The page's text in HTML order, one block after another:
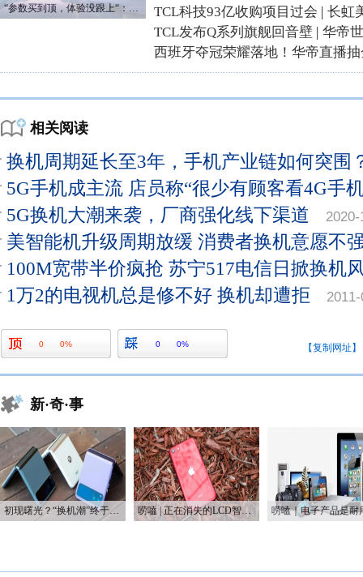
“参数买到顶，体验没跟上“：长虹追光Q70S给高端电视打了个样
TCL科技93亿收购项目过会 | 长虹
TCL发布Q系列旗舰回音壁 | 华帝
西班牙夺冠荣耀落地！华帝直播
相关阅读
换机周期延长至3年，手机产业链如何突围
5G手机成主流 店员称“很少有顾客看4G手
5G换机大潮来袭，厂商强化线下渠道
美智能机升级周期放缓 消费者换机意愿不
100M宽带半价疯抢 苏宁517电信日掀换机
1万2的电视机总是修不好 换机却遭拒
0 0% 0 0% 【复制网址】
新·奇·事
初现曙光？“换机潮”终于要来了？ 唠嗑 | 正在消失的LCD智能手机